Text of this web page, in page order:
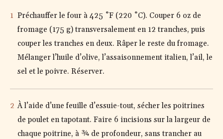
Préchauffer le four à 425 ˚F (220 ˚C). Couper 6 oz de
fromage (175 g) transversalement en 12 tranches, puis
couper les tranches en deux. Râper le reste du fromage.
Mélanger l’huile d’olive, l’assaisonnement italien, l’ail, le
sel et le poivre. Réserver.
À l’aide d’une feuille d’essuie-tout, sécher les poitrines
de poulet en tapotant. Faire 6 incisions sur la largeur de
chaque poitrine, à ¾ de profondeur, sans trancher au